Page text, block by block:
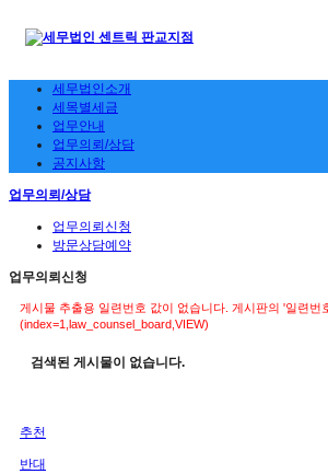
세무법인소개
세목별세금
업무안내
업무의뢰/상담
공지사항
업무의뢰/상담
업무의뢰신청
방문상담예약
업무의뢰신청
게시물 추출용 일련번호 값이 없습니다. 게시판의 '일련번
(index=1,law_counsel_board,VIEW)
검색된 게시물이 없습니다.
추천
반대